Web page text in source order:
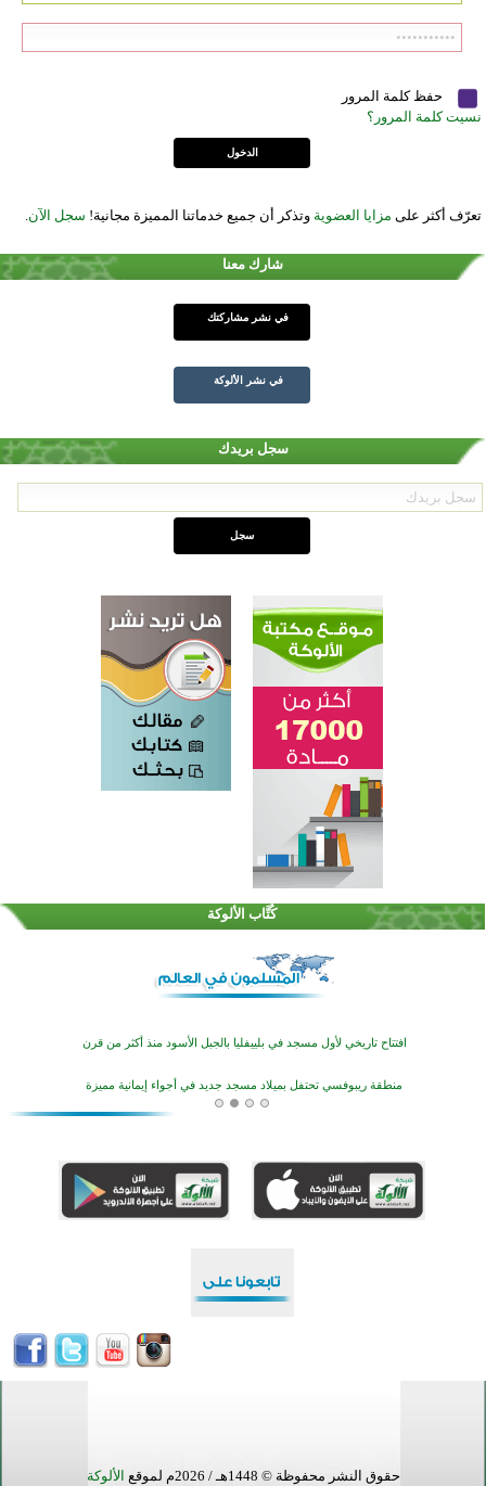
حفظ كلمة المرور
نسيت كلمة المرور؟
تعرّف أكثر على مزايا العضوية وتذكر أن جميع خدماتنا المميزة مجانية! سجل الآن
شارك معنا
في نشر مشاركتك
في نشر الألوكة
سجل بريدك
كُتَّاب الألوكة
اختتام الدورة التاسعة لمسابقة حفظ وتلاوة القرآن الكريم في أزناكاييف
تيسليتش تختتم برنامجا تعليميا لتعزيز القيم وبناء الشخصية للشباب المسلمين
اختتام منافسات قرآنية متميزة في بنغلاديش بمشاركة 3000 متسابق
أكبر مشروع إسلامي في ريف أستراليا يفتتح أبوابه بعد سنوات من العمل والعطاء
اختتام الدورة التاسعة لمسابقة حفظ وتلاوة القرآن الكريم في أزناكاييف
حقوق النشر محفوظة © 1448هـ / 2026م لموقع الألوكة